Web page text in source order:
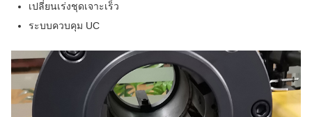
เปลี่ยนเร่งชุดเจาะเร็ว
ระบบควบคุม UC